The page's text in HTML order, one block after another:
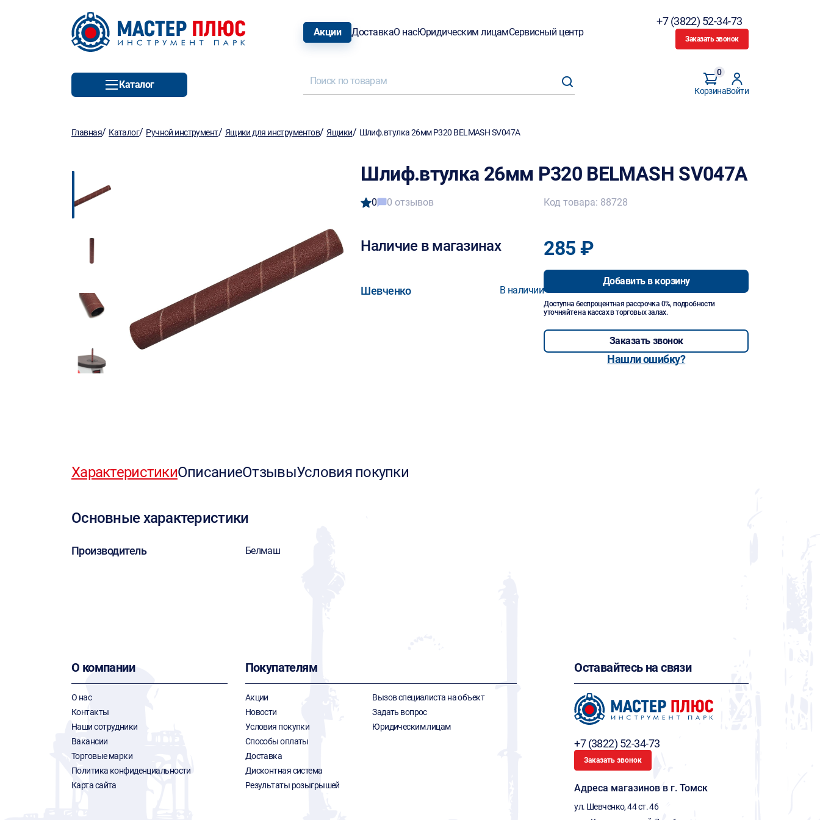
Акции ДоставкаО насЮридическим лицамСервисный центр
+7 (3822) 52-34-73
Заказать звонок
Каталог
Корзина
0
Войти
Главная/ Каталог/ Ручной инструмент/ Ящики для инструментов/Ящики/ Шлиф.втулка 26мм P320 BELMASH SV047A
Шлиф.втулка 26мм P320 BELMASH SV047A
0 0 отзывов
Наличие в магазинах
Шевченко В наличии
Код товара: 88728
285 ₽
Добавить в корзину
Доступна беспроцентная рассрочка 0%, подробности
уточняйте на кассах в торговых залах.
Заказать звонок
Нашли ошибку?
ХарактеристикиОписаниеОтзывыУсловия покупки
Основные характеристики
Производитель Белмаш
О компании
О нас
Контакты
Наши сотрудники
Вакансии
Торговые марки
Политика конфиденциальности
Карта сайта
Покупателям
Акции
Новости
Условия покупки
Способы оплаты
Доставка
Дисконтная система
Результаты розыгрышей
Вызов специалиста на объект
Задать вопрос
Юридическим лицам
Оставайтесь на связи
+7 (3822) 52-34-73
Заказать звонок
Адреса магазинов в г. Томск
ул. Шевченко, 44 ст. 46